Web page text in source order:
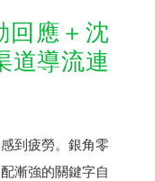
回應＋沈
道導流連
到疲勞。銀角零
漸強的關鍵字自